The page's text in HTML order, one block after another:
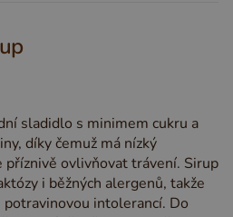
sladidlo s minimem cukru a
díky čemuž má nízký
příznivě ovlivňovat trávení. Sirup
i běžných alergenů, takže
intolerancí. Do